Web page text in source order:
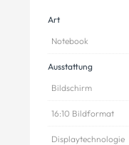
Art
Notebook
Ausstattung
Bildschirm
16:10 Bildformat
Displaytechnologie